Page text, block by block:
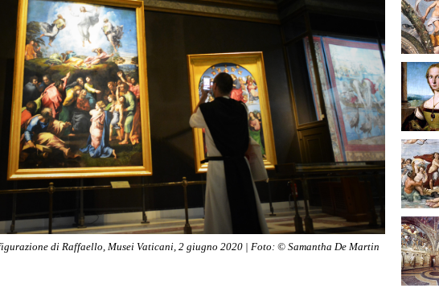
di Raffaello, Musei Vaticani, 2 giugno 2020 | Foto: © Samantha De Martin